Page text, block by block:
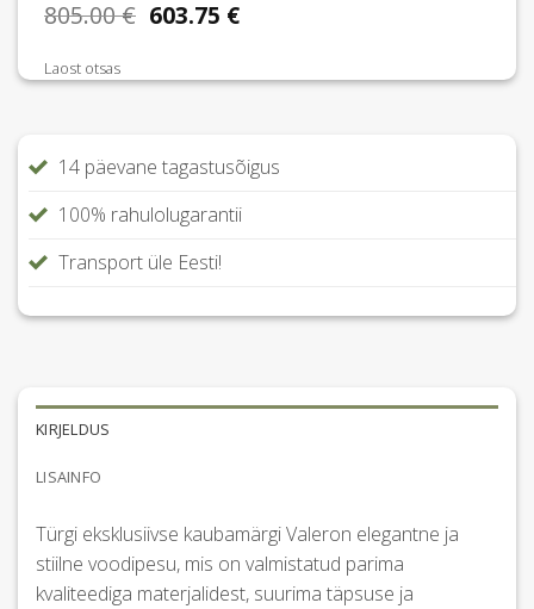
805.00€ Algne
805.00 €.
603.75 €Praegune
603.75 €.
Laost otsas
14 päevane tagastusõigus
100% rahulolugarantii
Transport üle Eesti!
KIRJELDUS
LISAINFO
Türgi eksklusiivse kaubamärgi Valeron elegantne ja
stiilne voodipesu, mis on valmistatud parima
kvaliteediga materjalidest, suurima täpsuse ja